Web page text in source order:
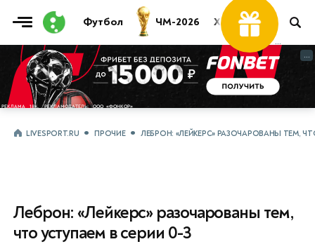
Футбол ЧМ-2026 Хоккей Теннис
...
...
LIVESPORT.RU ПРОЧИЕ ЛЕБРОН: «ЛЕЙКЕРС» РАЗОЧАРОВАНЫ ТЕМ,
Леброн: «Лейкерс» разочарованы тем,
что уступаем в серии 0-3